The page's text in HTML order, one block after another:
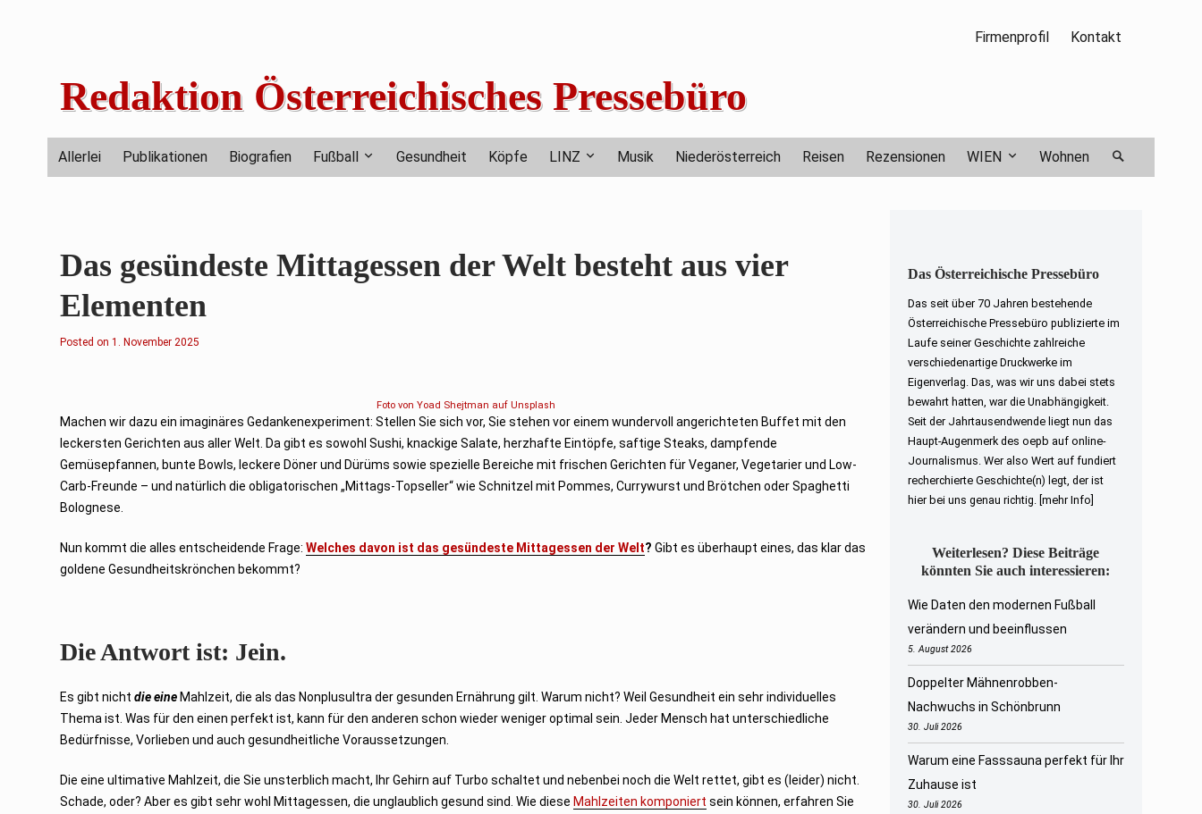
Firmenprofil Kontakt
Redaktion Österreichisches Pressebüro
Allerlei Publikationen Biografien Fußball Gesundheit Köpfe LINZ Musik Niederösterreich Reisen Rezensionen WIEN Wohnen
Das gesündeste Mittagessen der Welt besteht aus vier
Elementen
Posted on1
b
r
2
0
2
5
1. November 2025
Foto von Yoad Shejtman auf Unsplash
Machen wir dazu ein imaginäres Gedankenexperiment: Stellen Sie sich vor, Sie stehen vor einem wundervoll angerichteten Buffet mit den
leckersten Gerichten aus aller Welt. Da gibt es sowohl Sushi, knackige Salate, herzhafte Eintöpfe, saftige Steaks, dampfende
Gemüsepfannen, bunte Bowls, leckere Döner und Dürüms sowie spezielle Bereiche mit frischen Gerichten für Veganer, Vegetarier und Low-
Carb-Freunde – und natürlich die obligatorischen „Mittags-Topseller“ wie Schnitzel mit Pommes, Currywurst und Brötchen oder Spaghetti
Bolognese.
Nun kommt die alles entscheidende Frage:Welches davon ist das gesündeste Mittagessen der Welt?Gibt es überhaupt eines, das klar das
goldene Gesundheitskrönchen bekommt?
Die Antwort ist: Jein.
Es gibt nichtdie eineMahlzeit, die als das Nonplusultra der gesunden Ernährung gilt. Warum nicht? Weil Gesundheit ein sehr individuelles
Thema ist. Was für den einen perfekt ist, kann für den anderen schon wieder weniger optimal sein. Jeder Mensch hat unterschiedliche
Bedürfnisse, Vorlieben und auch gesundheitliche Voraussetzungen.
Die eine ultimative Mahlzeit, die Sie unsterblich macht, Ihr Gehirn auf Turbo schaltet und nebenbei noch die Welt rettet, gibt es (leider) nicht.
Schade, oder? Aber es gibt sehr wohl Mittagessen, die unglaublich gesund sind. Wie dieseMahlzeiten komponiert sein können, erfahren Sie
Das Österreichische Pressebüro
Das seit über 70 Jahren bestehende
Österreichische Pressebüro publizierte im
Laufe seiner Geschichte zahlreiche
verschiedenartige Druckwerke im
Eigenverlag. Das, was wir uns dabei stets
bewahrt hatten, war die Unabhängigkeit.
Seit der Jahrtausendwende liegt nun das
Haupt-Augenmerk des oepb auf online-
Journalismus. Wer also Wert auf fundiert
recherchierte Geschichte(n) legt, der ist
hier bei uns genau richtig. [mehr Info]
Weiterlesen? Diese Beiträge
könnten Sie auch interessieren:
Wie Daten den modernen Fußball
verändern und beeinflussen
5. August 2026
Doppelter Mähnenrobben-
Nachwuchs in Schönbrunn
30. Juli 2026
Warum eine Fasssauna perfekt für Ihr
Zuhause ist
30. Juli 2026